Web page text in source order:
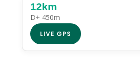
12km
D+ 450m
LIVE GPS